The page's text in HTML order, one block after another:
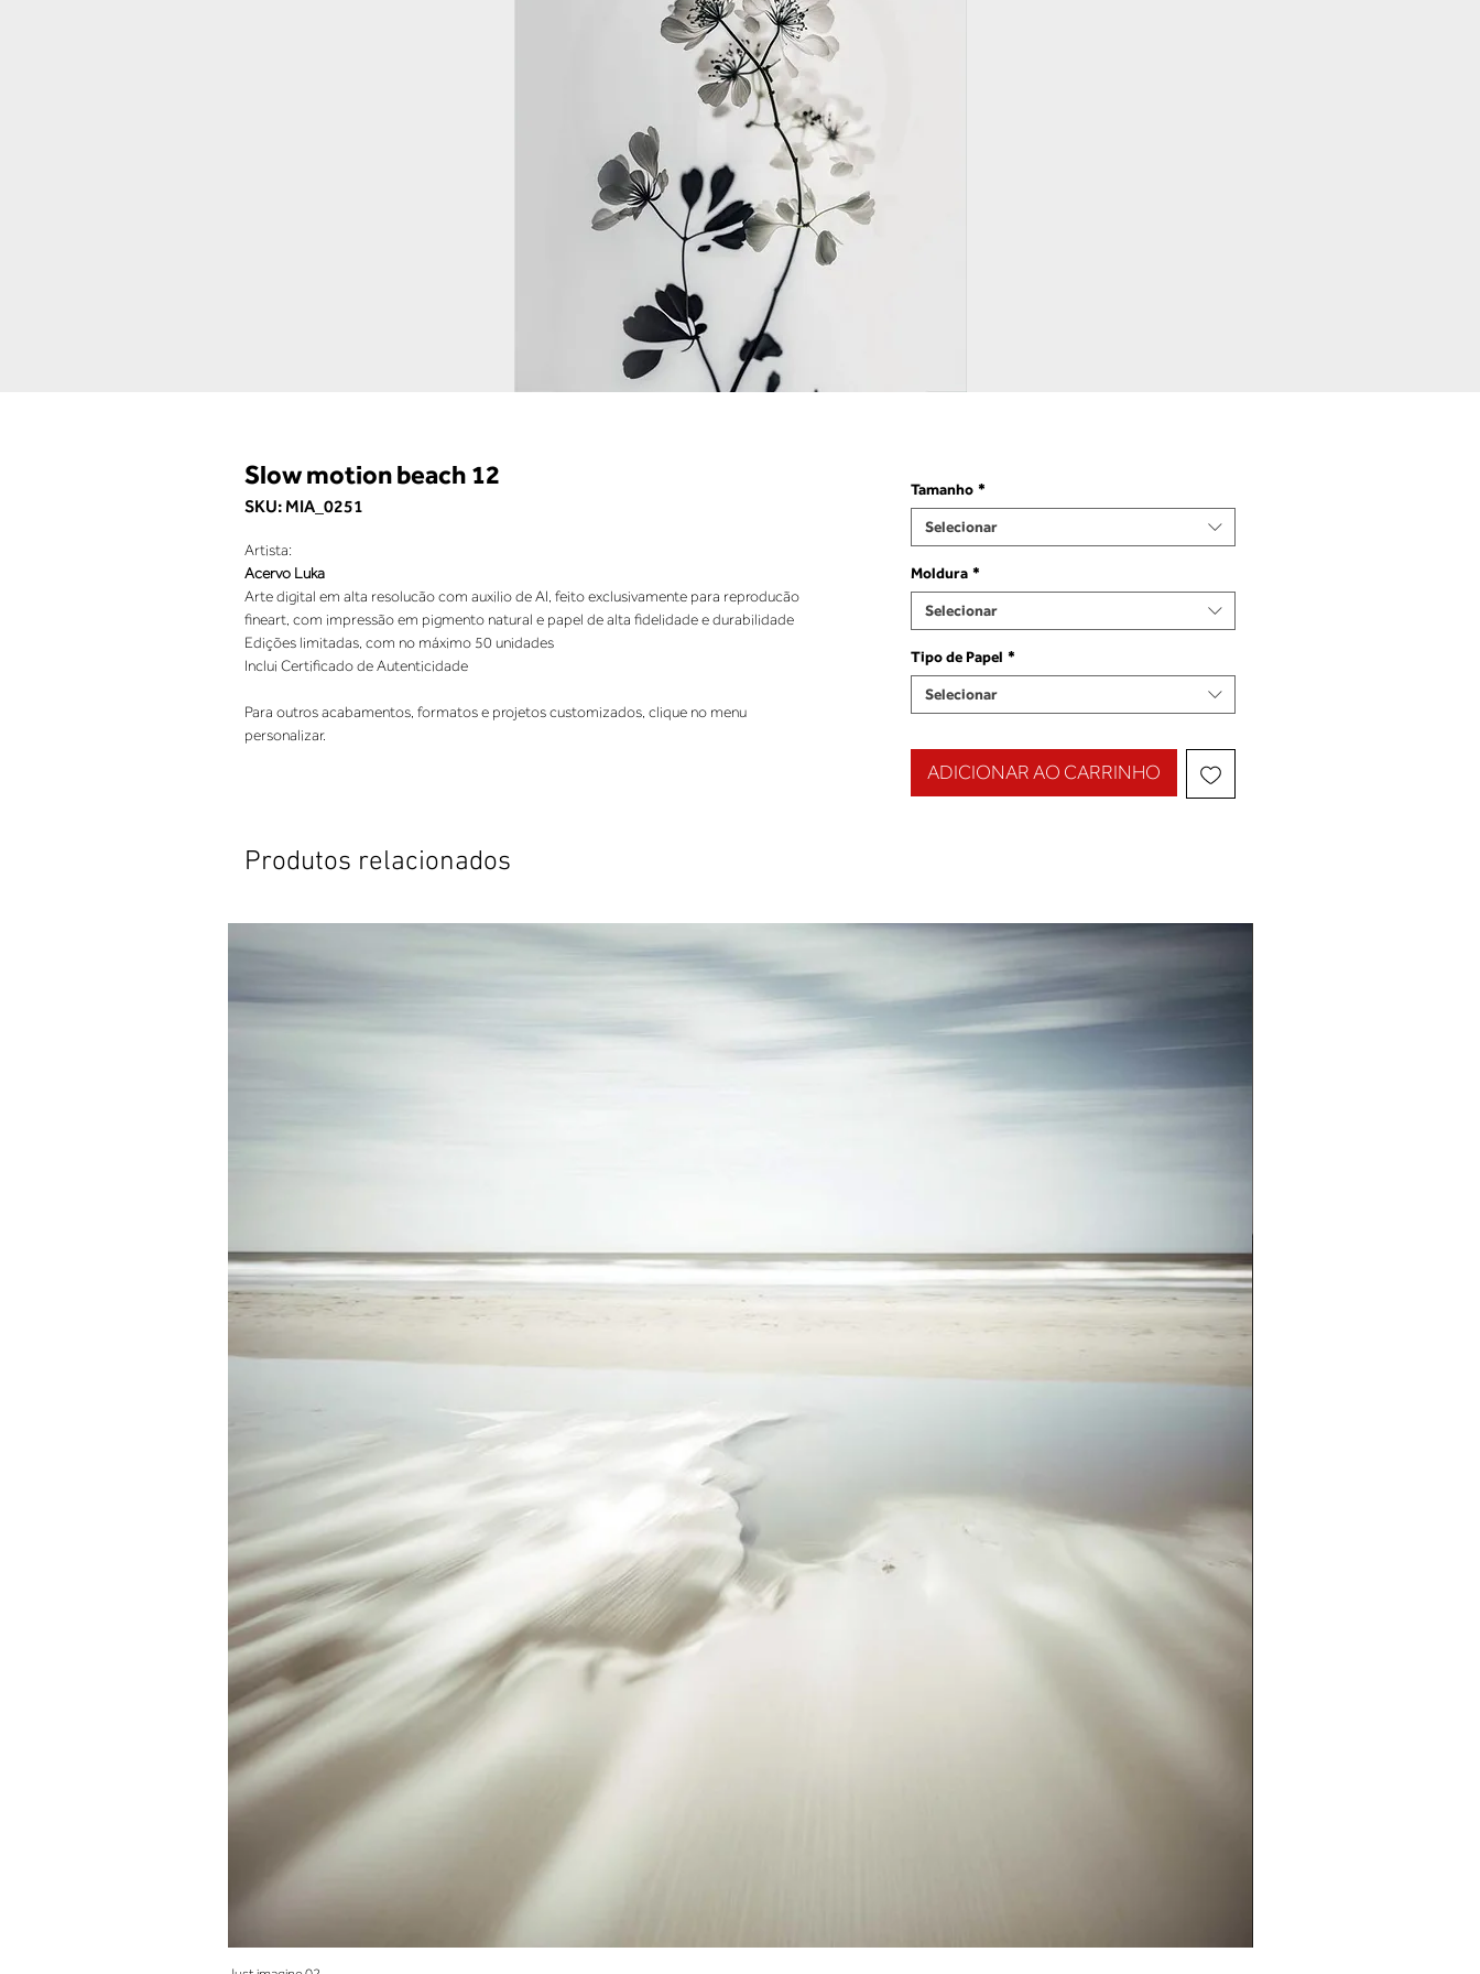
Slow motion beach 12
SKU: MIA_0251
Artista:
Acervo Luka
Arte digital em alta resolucão com auxilio de AI, feito exclusivamente para reproducão
fineart, com impressão em pigmento natural e papel de alta fidelidade e durabilidade
Edições limitadas, com no máximo 50 unidades
Inclui Certificado de Autenticidade
Para outros acabamentos, formatos e projetos customizados, clique no menu
personalizar.
Tamanho *
Selecionar
Moldura *
Selecionar
Tipo de Papel *
Selecionar
ADICIONAR AO CARRINHO
Produtos relacionados